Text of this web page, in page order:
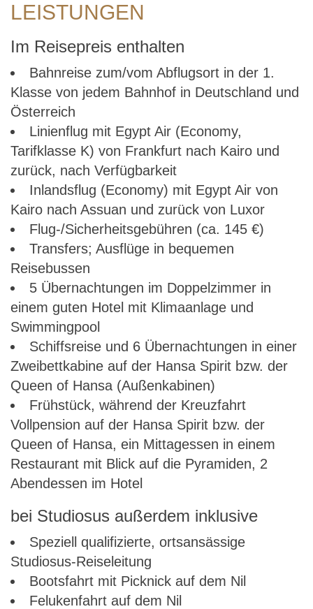
LEISTUNGEN
Im Reisepreis enthalten
Bahnreise zum/vom Abflugsort in der 1.
Klasse von jedem Bahnhof in Deutschland und
Österreich
Linienflug mit Egypt Air (Economy,
Tarifklasse K) von Frankfurt nach Kairo und
zurück, nach Verfügbarkeit
Inlandsflug (Economy) mit Egypt Air von
Kairo nach Assuan und zurück von Luxor
Flug-/Sicherheitsgebühren (ca. 145 €)
Transfers; Ausflüge in bequemen
Reisebussen
5 Übernachtungen im Doppelzimmer in
einem guten Hotel mit Klimaanlage und
Swimmingpool
Schiffsreise und 6 Übernachtungen in einer
Zweibettkabine auf der Hansa Spirit bzw. der
Queen of Hansa (Außenkabinen)
Frühstück, während der Kreuzfahrt
Vollpension auf der Hansa Spirit bzw. der
Queen of Hansa, ein Mittagessen in einem
Restaurant mit Blick auf die Pyramiden, 2
Abendessen im Hotel
bei Studiosus außerdem inklusive
Speziell qualifizierte, ortsansässige
Studiosus-Reiseleitung
Bootsfahrt mit Picknick auf dem Nil
Felukenfahrt auf dem Nil